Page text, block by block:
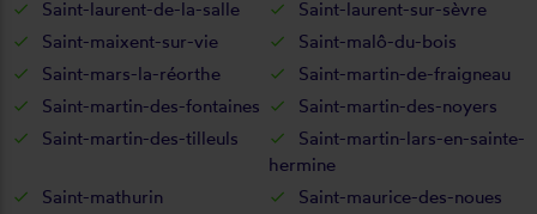
Saint-laurent-de-la-salle
Saint-laurent-sur-sèvre
Saint-maixent-sur-vie
Saint-malô-du-bois
Saint-mars-la-réorthe
Saint-martin-de-fraigneau
Saint-martin-des-fontaines
Saint-martin-des-noyers
Saint-martin-des-tilleuls
Saint-martin-lars-en-sainte-
hermine
Saint-mathurin
Saint-maurice-des-noues